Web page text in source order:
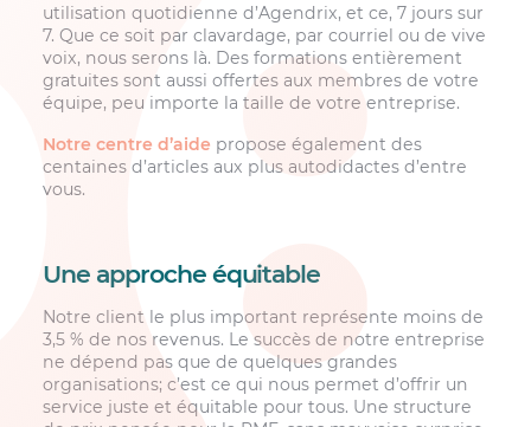
utilisation quotidienne d’Agendrix, et ce, 7 jours sur
7. Que ce soit par clavardage, par courriel ou de vive
voix, nous serons là. Des formations entièrement
gratuites sont aussi offertes aux membres de votre
équipe, peu importe la taille de votre entreprise.
Notre centre d’aide propose également des
centaines d’articles aux plus autodidactes d’entre
vous.
Une approche équitable
Notre client le plus important représente moins de
3,5 % de nos revenus. Le succès de notre entreprise
ne dépend pas que de quelques grandes
organisations; c’est ce qui nous permet d’offrir un
service juste et équitable pour tous. Une structure